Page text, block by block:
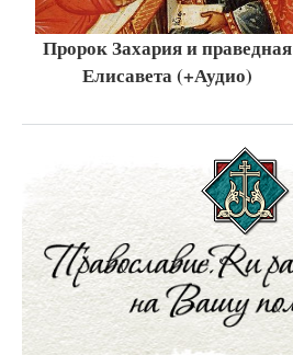
Пророк Захария и праведная
Елисавета (+Аудио)